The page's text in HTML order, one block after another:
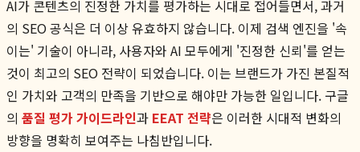
AI가 콘텐츠의 진정한 가치를 평가하는 시대로 접어들면서, 과거
의 SEO 공식은 더 이상 유효하지 않습니다. 이제 검색 엔진을 '속
이는' 기술이 아니라, 사용자와 AI 모두에게 '진정한 신뢰'를 얻는
것이 최고의 SEO 전략이 되었습니다. 이는 브랜드가 가진 본질적
인 가치와 고객의 만족을 기반으로 해야만 가능한 일입니다. 구글
의 품질 평가 가이드라인과 EEAT 전략은 이러한 시대적 변화의
방향을 명확히 보여주는 나침반입니다.